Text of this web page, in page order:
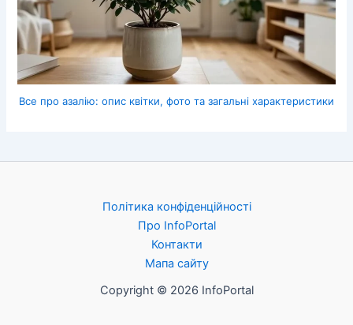
Все про азалію: опис квітки, фото та загальні характеристики
Політика конфіденційності
Про InfoPortal
Контакти
Мапа сайту
Copyright © 2026 InfoPortal